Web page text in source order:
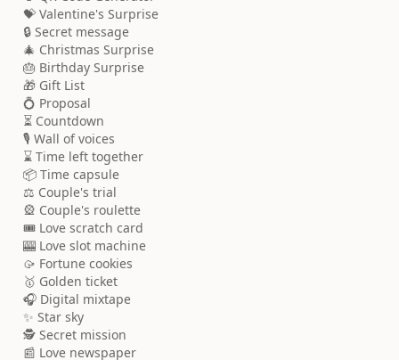
💝 Valentine's Surprise
🔒 Secret message
🎄 Christmas Surprise
🎂 Birthday Surprise
🎁 Gift List
💍 Proposal
⏳ Countdown
🎙️ Wall of voices
⌛ Time left together
📦 Time capsule
⚖️ Couple's trial
🎡 Couple's roulette
🎟️ Love scratch card
🎰 Love slot machine
🥠 Fortune cookies
🥇 Golden ticket
🎧 Digital mixtape
✨ Star sky
🕵️ Secret mission
📰 Love newspaper